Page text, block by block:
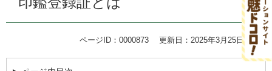
ページID：0000873 更新日：2025年3月25日更新